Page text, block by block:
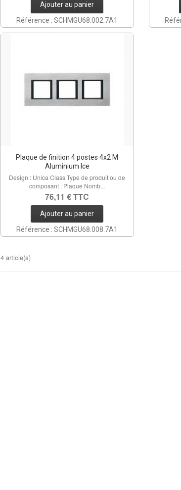
Ajouter au panier
Référence : SCHMGU68.002.7A1
Plaque de finition 4 postes 4x2 M
Aluminium Ice
Design : Unica Class Type de produit ou de
composant : Plaque Nomb...
76,11 € TTC
Ajouter au panier
Référence : SCHMGU68.008.7A1
4 article(s)